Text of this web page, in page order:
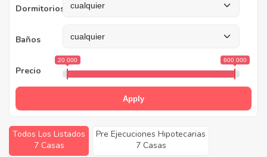
Dormitorios
Baños
Precio
20 000 600 000
Apply
Todos Los Listados
7 Casas
Pre Ejecuciones Hipotecarias
7 Casas